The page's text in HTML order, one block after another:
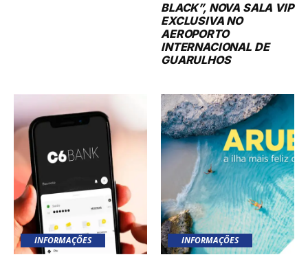
BLACK”, NOVA SALA VIP
EXCLUSIVA NO
AEROPORTO
INTERNACIONAL DE
GUARULHOS
INFORMAÇÕES INFORMAÇÕES